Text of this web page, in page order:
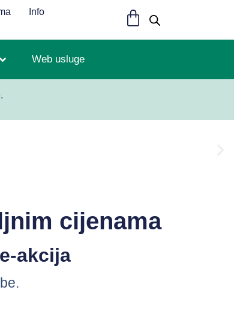
Info
Web usluge
cijenama
akcija